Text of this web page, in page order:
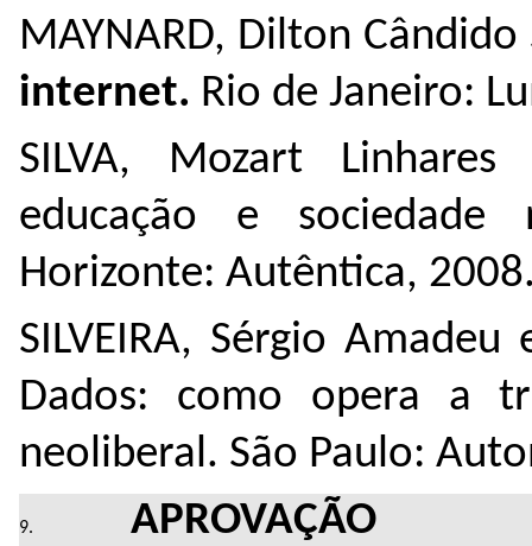
MAYNARD, Dilton Cândido
internet. Rio de Janeiro:
SILVA, Mozart
educação e
Horizonte: Autêntica,
SILVEIRA, Sérgio
Dados: como opera a
neoliberal. São Paulo:
APROVAÇÃO